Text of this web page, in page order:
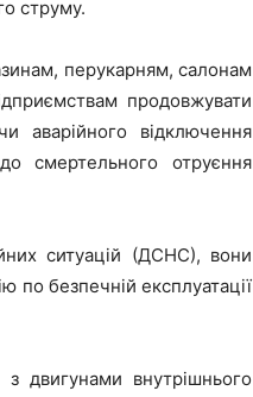
струму.
перукарням, салонам
продовжувати
аварійного відключення
смертельного отруєння
ситуацій (ДСНС), вони
по безпечній експлуатації
двигунами внутрішнього